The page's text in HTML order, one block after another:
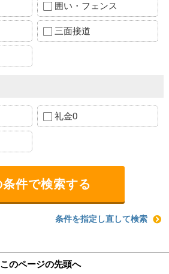
囲い・フェンス
三面接道
礼金0
条件を指定し直して検索
このページの先頭へ